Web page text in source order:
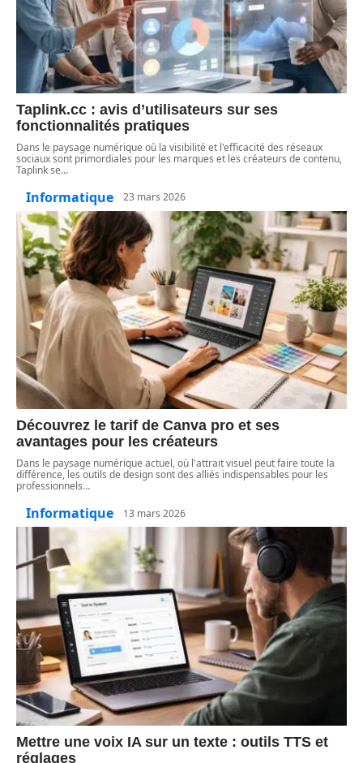
Taplink.cc : avis d’utilisateurs sur ses
fonctionnalités pratiques
Dans le paysage numérique où la visibilité et l'efficacité des réseaux
sociaux sont primordiales pour les marques et les créateurs de contenu,
Taplink se…
Informatique 23 mars 2026
Découvrez le tarif de Canva pro et ses
avantages pour les créateurs
Dans le paysage numérique actuel, où l'attrait visuel peut faire toute la
différence, les outils de design sont des alliés indispensables pour les
professionnels…
Informatique 13 mars 2026
Mettre une voix IA sur un texte : outils TTS et
réglages